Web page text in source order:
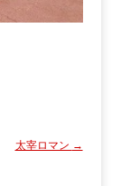
太宰ロマン →